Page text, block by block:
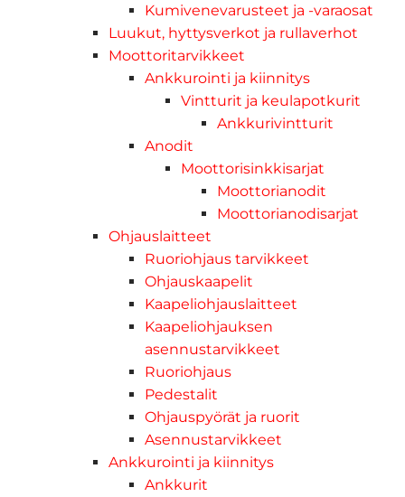
Kumivenevarusteet ja -varaosat
Luukut, hyttysverkot ja rullaverhot
Moottoritarvikkeet
Ankkurointi ja kiinnitys
Vintturit ja keulapotkurit
Ankkurivintturit
Anodit
Moottorisinkkisarjat
Moottorianodit
Moottorianodisarjat
Ohjauslaitteet
Ruoriohjaus tarvikkeet
Ohjauskaapelit
Kaapeliohjauslaitteet
Kaapeliohjauksen
asennustarvikkeet
Ruoriohjaus
Pedestalit
Ohjauspyörät ja ruorit
Asennustarvikkeet
Ankkurointi ja kiinnitys
Ankkurit